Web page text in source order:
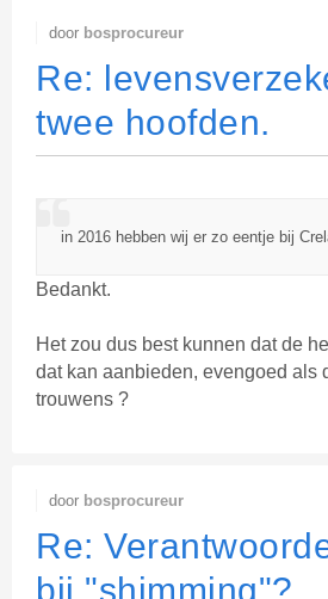
door bosprocureur
Re:
twee hoofden.
in 2016 hebben wij er zo eentje bij
Bedankt.
Het zou dus best kunnen dat de
dat kan aanbieden, evengoed als
trouwens ?
door bosprocureur
Re:
bij "shimming"?